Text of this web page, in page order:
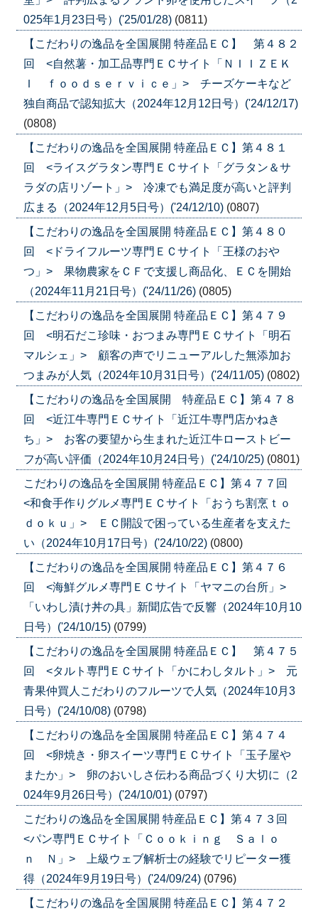
025年1月23日号）('25/01/28) (0811)
【こだわりの逸品を全国展開 特産品ＥＣ】 第４８２
回 <自然薯・加工品専門ＥＣサイト「ＮＩＩＺＥＫ
Ｉ ｆｏｏｄｓｅｒｖｉｃｅ」> チーズケーキなど
独自商品で認知拡大（2024年12月12日号）('24/12/17)
(0808)
【こだわりの逸品を全国展開 特産品ＥＣ】第４８１
回 <ライスグラタン専門ＥＣサイト「グラタン＆サ
ラダの店リゾート」> 冷凍でも満足度が高いと評判
広まる（2024年12月5日号）('24/12/10) (0807)
【こだわりの逸品を全国展開 特産品ＥＣ】第４８０
回 <ドライフルーツ専門ＥＣサイト「王様のおや
つ」> 果物農家をＣＦで支援し商品化、ＥＣを開始
（2024年11月21日号）('24/11/26) (0805)
【こだわりの逸品を全国展開 特産品ＥＣ】第４７９
回 <明石だこ珍味・おつまみ専門ＥＣサイト「明石
マルシェ」> 顧客の声でリニューアルした無添加お
つまみが人気（2024年10月31日号）('24/11/05) (0802)
【こだわりの逸品を全国展開 特産品ＥＣ】第４７８
回 <近江牛専門ＥＣサイト「近江牛専門店かねき
ち」> お客の要望から生まれた近江牛ローストビー
フが高い評価（2024年10月24日号）('24/10/25) (0801)
こだわりの逸品を全国展開 特産品ＥＣ】第４７７回
<和食手作りグルメ専門ＥＣサイト「おうち割烹ｔｏ
ｄｏｋｕ」> ＥＣ開設で困っている生産者を支えた
い（2024年10月17日号）('24/10/22) (0800)
【こだわりの逸品を全国展開 特産品ＥＣ】第４７６
回 <海鮮グルメ専門ＥＣサイト「ヤマニの台所」>
「いわし漬け丼の具」新聞広告で反響（2024年10月10
日号）('24/10/15) (0799)
【こだわりの逸品を全国展開 特産品ＥＣ】 第４７５
回 <タルト専門ＥＣサイト「かにわしタルト」> 元
青果仲買人こだわりのフルーツで人気（2024年10月3
日号）('24/10/08) (0798)
【こだわりの逸品を全国展開 特産品ＥＣ】第４７４
回 <卵焼き・卵スイーツ専門ＥＣサイト「玉子屋や
またか」> 卵のおいしさ伝わる商品づくり大切に（2
024年9月26日号）('24/10/01) (0797)
こだわりの逸品を全国展開 特産品ＥＣ】第４７３回
<パン専門ＥＣサイト「Ｃｏｏｋｉｎｇ Ｓａｌｏ
ｎ Ｎ」> 上級ウェブ解析士の経験でリピーター獲
得（2024年9月19日号）('24/09/24) (0796)
【こだわりの逸品を全国展開 特産品ＥＣ】第４７２